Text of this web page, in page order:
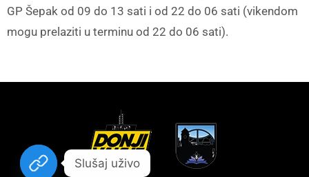
GP Šepak od 09 do 13 sati i od 22 do 06 sati (vikendom
mogu prelaziti u terminu od 22 do 06 sati).
Slušaj uživo